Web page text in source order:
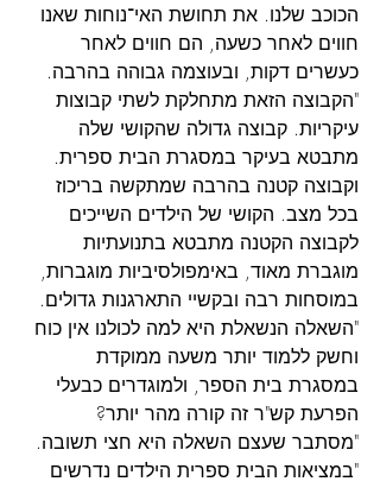
הכוכב שלנו. את תחושת האי־נוחות שאנו
חווים לאחר כשעה, הם חווים לאחר
כעשרים דקות, ובעוצמה גבוהה בהרבה.
"הקבוצה הזאת מתחלקת לשתי קבוצות
עיקריות. קבוצה גדולה שהקושי שלה
מתבטא בעיקר במסגרת הבית ספרית.
וקבוצה קטנה בהרבה שמתקשה בריכוז
בכל מצב. הקושי של הילדים השייכים
לקבוצה הקטנה מתבטא בתנועתיות
מוגברת מאוד, באימפולסיביות מוגברות,
במוסחות רבה ובקשיי התארגנות גדולים.
"השאלה הנשאלת היא למה לכולנו אין כוח
וחשק ללמוד יותר משעה ממוקדת
במסגרת בית הספר, ולמוגדרים כבעלי
הפרעת קש"ר זה קורה מהר יותר?
"מסתבר שעצם השאלה היא חצי תשובה.
"במציאות הבית ספרית הילדים נדרשים